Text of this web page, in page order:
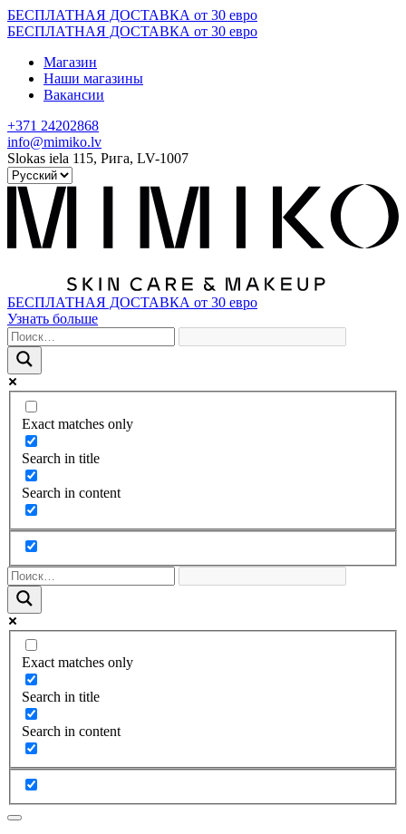
Skip
to
БЕСПЛАТНАЯ ДОСТАВКА от 30 евро
БЕСПЛАТНАЯ ДОСТАВКА от 30 евро
Магазин
Наши магазины
Вакансии
+371 24202868
info@mimiko.lv
Slokas iela 115, Рига, LV-1007
БЕСПЛАТНАЯ ДОСТАВКА от 30 евро
Узнать больше
Exact matches only
Search in title
Search in content
Exact matches only
Search in title
Search in content